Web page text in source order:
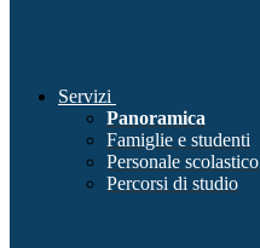
Servizi
Panoramica
Famiglie e studenti
Personale scolastico
Percorsi di studio